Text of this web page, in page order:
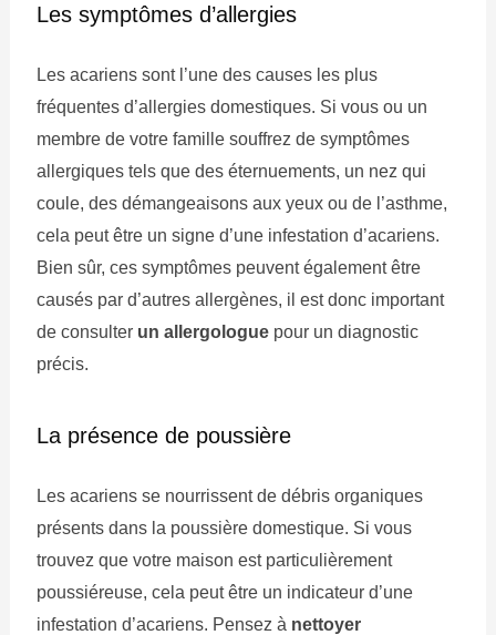
Les symptômes d’allergies
Les acariens sont l’une des causes les plus
fréquentes d’allergies domestiques. Si vous ou un
membre de votre famille souffrez de symptômes
allergiques tels que des éternuements, un nez qui
coule, des démangeaisons aux yeux ou de l’asthme,
cela peut être un signe d’une infestation d’acariens.
Bien sûr, ces symptômes peuvent également être
causés par d’autres allergènes, il est donc important
de consulter un allergologuepour un diagnostic
précis.
La présence de poussière
Les acariens se nourrissent de débris organiques
présents dans la poussière domestique. Si vous
trouvez que votre maison est particulièrement
poussiéreuse, cela peut être un indicateur d’une
infestation d’acariens. Pensez à nettoyer